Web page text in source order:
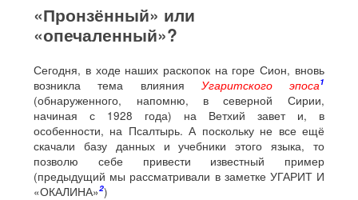
«Пронзённый» или
«опечаленный»?
Сегодня, в ходе наших раскопок на горе Сион, вновь
возникла тема влияния Угаритского эпоса1
(обнаруженного, напомню, в северной Сирии,
начиная с 1928 года) на Ветхий завет и, в
особенности, на Псалтырь. А поскольку не все ещё
скачали базу данных и учебники этого языка, то
позволю себе привести известный пример
(предыдущий мы рассматривали в заметке УГАРИТ И
«ОКАЛИНА»2)